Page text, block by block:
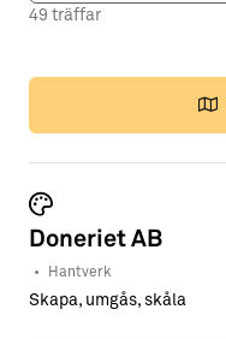
49 träffar
Doneriet AB
• Hantverk
Skapa, umgås, skåla